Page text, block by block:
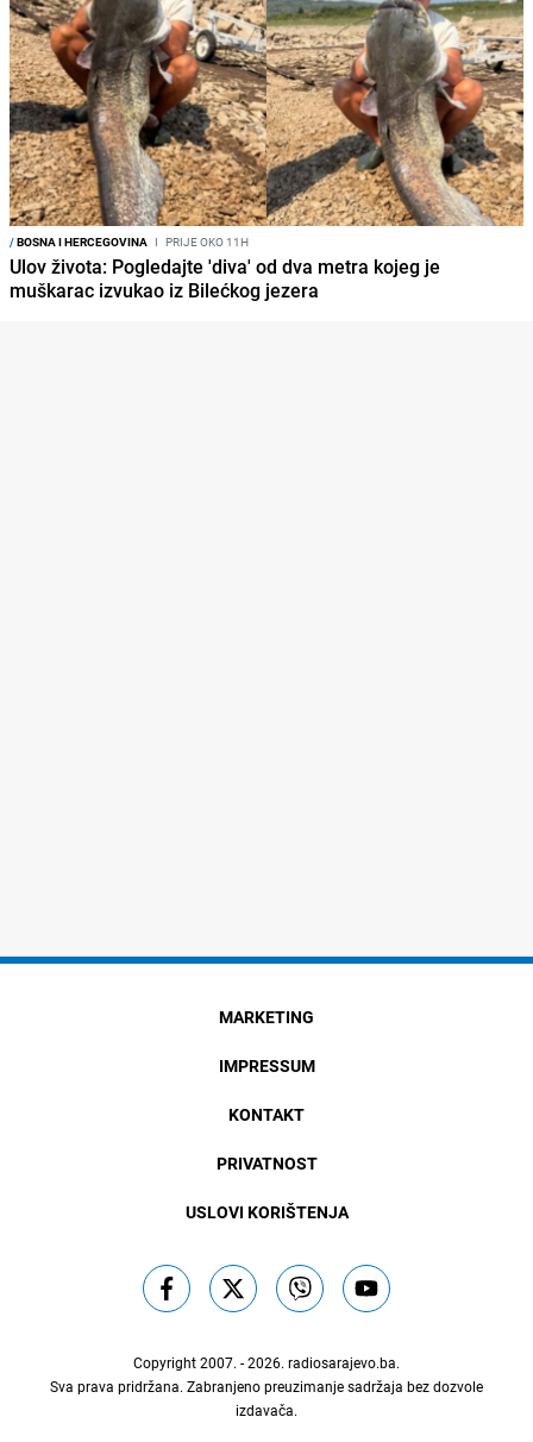
/BOSNA I HERCEGOVINA I PRIJE OKO 11H
Ulov života: Pogledajte 'diva' od dva metra kojeg je
muškarac izvukao iz Bilećkog jezera
MARKETING
IMPRESSUM
KONTAKT
PRIVATNOST
USLOVI KORIŠTENJA
Copyright 2007. - 2026. radiosarajevo.ba.
Sva prava pridržana. Zabranjeno preuzimanje sadržaja bez dozvole
izdavača.